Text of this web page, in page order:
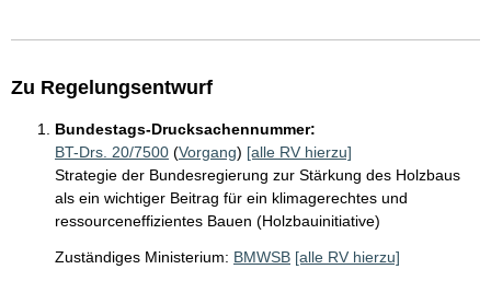
Zu Regelungsentwurf
Bundestags-Drucksachennummer:
BT-Drs. 20/7500 (Vorgang) [alle RV hierzu]
Strategie der Bundesregierung zur Stärkung des Holzbaus
als ein wichtiger Beitrag für ein klimagerechtes und
ressourceneffizientes Bauen (Holzbauinitiative)
Zuständiges Ministerium: BMWSB [alle RV hierzu]